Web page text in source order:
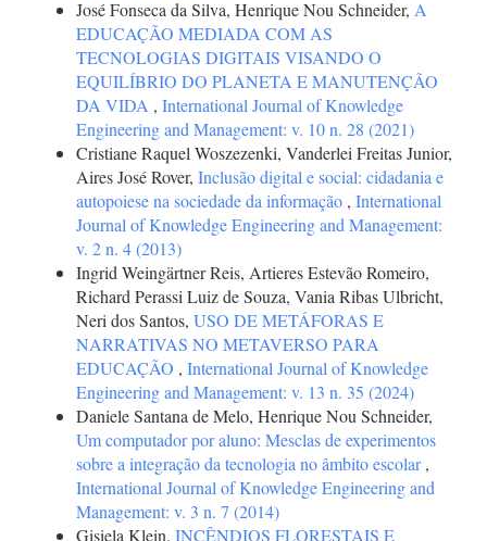
José Fonseca da Silva, Henrique Nou Schneider, A
EDUCAÇÃO MEDIADA COM AS
TECNOLOGIAS DIGITAIS VISANDO O
EQUILÍBRIO DO PLANETA E MANUTENÇÃO
DA VIDA , International Journal of Knowledge
Engineering and Management: v. 10 n. 28 (2021)
Cristiane Raquel Woszezenki, Vanderlei Freitas Junior,
Aires José Rover, Inclusão digital e social: cidadania e
autopoiese na sociedade da informação , International
Journal of Knowledge Engineering and Management:
v. 2 n. 4 (2013)
Ingrid Weingärtner Reis, Artieres Estevão Romeiro,
Richard Perassi Luiz de Souza, Vania Ribas Ulbricht,
Neri dos Santos, USO DE METÁFORAS E
NARRATIVAS NO METAVERSO PARA
EDUCAÇÃO , International Journal of Knowledge
Engineering and Management: v. 13 n. 35 (2024)
Daniele Santana de Melo, Henrique Nou Schneider,
Um computador por aluno: Mesclas de experimentos
sobre a integração da tecnologia no âmbito escolar,
International Journal of Knowledge Engineering and
Management: v. 3 n. 7 (2014)
Gisiela Klein, INCÊNDIOS FLORESTAIS E